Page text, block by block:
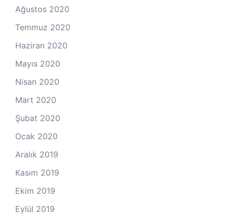
Ağustos 2020
Temmuz 2020
Haziran 2020
Mayıs 2020
Nisan 2020
Mart 2020
Şubat 2020
Ocak 2020
Aralık 2019
Kasım 2019
Ekim 2019
Eylül 2019